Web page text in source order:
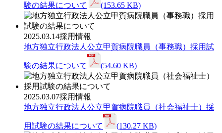
験の結果について (153.65 KB)
2025.03.14採用情報
地方独立行政法人公立甲賀病院職員（事務職）採用試
験の結果について (54.60 KB)
2025.03.07採用情報
地方独立行政法人公立甲賀病院職員（社会福祉士）採
用試験の結果について (130.27 KB)